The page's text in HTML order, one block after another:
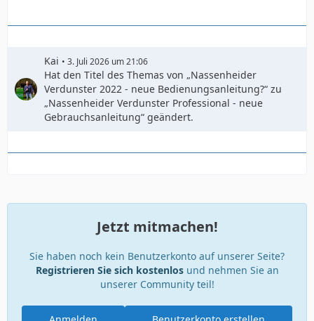
Kai 3. Juli 2026 um 21:06
Hat den Titel des Themas von „Nassenheider
Verdunster 2022 - neue Bedienungsanleitung?“ zu
„Nassenheider Verdunster Professional - neue
Gebrauchsanleitung“ geändert.
Jetzt mitmachen!
Sie haben noch kein Benutzerkonto auf unserer Seite?
Registrieren Sie sich kostenlosund nehmen Sie an
unserer Community teil!